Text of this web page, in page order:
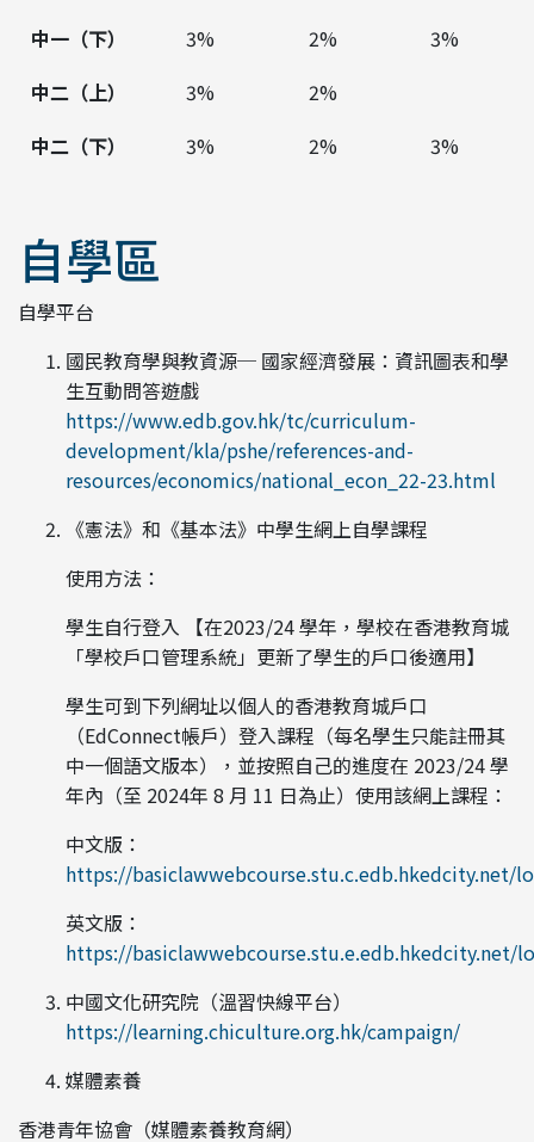
中一（下）
3% 2%
3%
中二（上）
3%
2%
中二（下）
3% 2% 3%
自學區
自學平台
國民教育學與教資源─ 國家經濟發展：資訊圖表和學
生互動問答遊戲
https://www.edb.gov.hk/tc/curriculum-
development/kla/pshe/references-and-
resources/economics/national_econ_22-23.html
《憲法》和《基本法》中學生網上自學課程
使用方法：
學生自行登入 【在2023/24 學年，學校在香港教育城
「學校戶口管理系統」更新了學生的戶口後適用】
學生可到下列網址以個人的香港教育城戶口
（EdConnect帳戶）登入課程（每名學生只能註冊其
中一個語文版本），並按照自己的進度在 2023/24 學
年內（至 2024年 8 月 11 日為止）使用該網上課程：
中文版：
https://basiclawwebcourse.stu.c.edb.hkedcity.net/
英文版：
https://basiclawwebcourse.stu.e.edb.hkedcity.net/
中國文化研究院（溫習快線平台）
https://learning.chiculture.org.hk/campaign/
媒體素養
香港青年協會（媒體素養教育網）